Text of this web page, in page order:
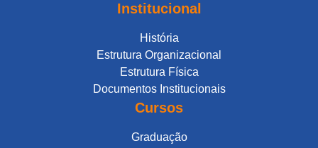
Institucional
História
Estrutura Organizacional
Estrutura Física
Documentos Institucionais
Cursos
Graduação